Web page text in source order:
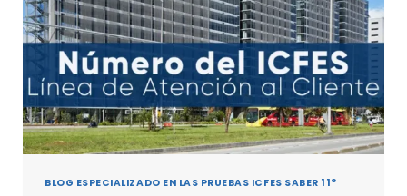
BLOG ESPECIALIZADO EN LAS PRUEBAS ICFES SABER 11°